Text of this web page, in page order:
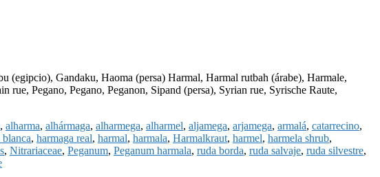
Gandaku, Haoma (persa) Harmal, Harmal rutbah (árabe), Harmale,
Pegano, Pegano, Peganon, Sipand (persa), Syrian rue, Syrische Raute,
, alharma, alhármaga, alharmega, alharmel, aljamega, arjamega, armalá, catarrecino,
blanca, harmaga real, harmal, harmala, Harmalkraut, harmel, harmela shrub,
, Nitrariaceae, Peganum, Peganum harmala, ruda borda, ruda salvaje, ruda silvestre,